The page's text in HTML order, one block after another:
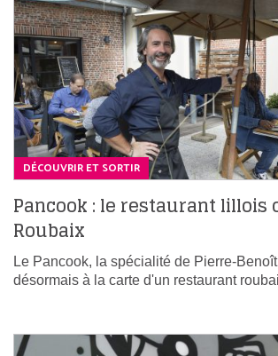
DÉCOUVRIR ET SORTIR
Pancook : le restaurant lillois
Roubaix
Le Pancook, la spécialité de Pierre-
désormais à la carte d'un restaurant